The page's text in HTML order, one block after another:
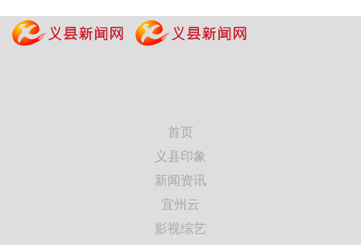
首页
义县印象
新闻资讯
宜州云
影视综艺